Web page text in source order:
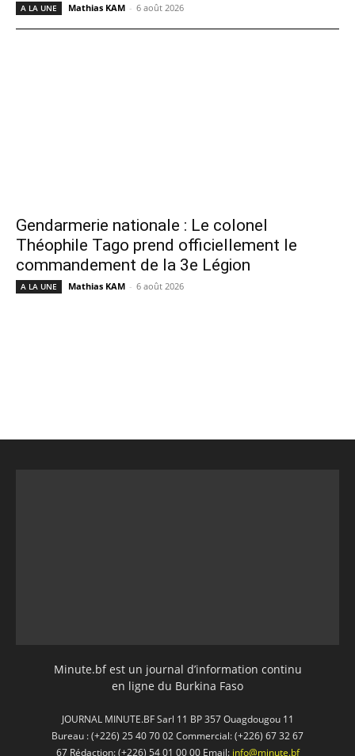
A LA UNE Mathias KAM - 6 août 2026
Gendarmerie nationale : Le colonel
Théophile Tago prend officiellement le
commandement de la 3e Légion
A LA UNE Mathias KAM - 6 août 2026
Minute.bf est un journal d’information continu
en ligne du Burkina Faso
JOURNAL MINUTE.BF Sarl 11 BP 357 Ouagdougou 11
Bureau : (+226) 25 40 70 02 Commercial: (+226) 67 32 67
67 Rédaction: (+226) 54 01 00 00 Email: info@minute.bf